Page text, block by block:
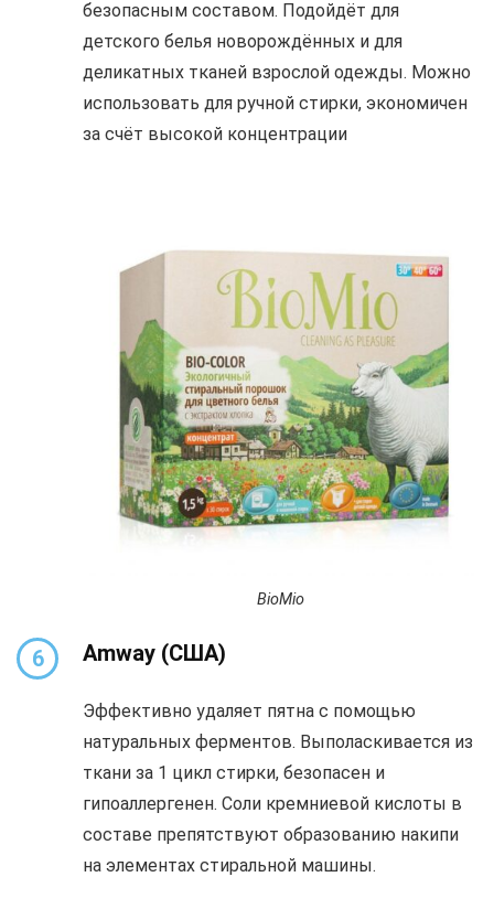
безопасным составом. Подойдёт для
детского белья новорождённых и для
деликатных тканей взрослой одежды. Можно
использовать для ручной стирки, экономичен
за счёт высокой концентрации
BioMio
6 Amway (США)
Эффективно удаляет пятна с помощью
натуральных ферментов. Выполаскивается из
ткани за 1 цикл стирки, безопасен и
гипоаллергенен. Соли кремниевой кислоты в
составе препятствуют образованию накипи
на элементах стиральной машины.